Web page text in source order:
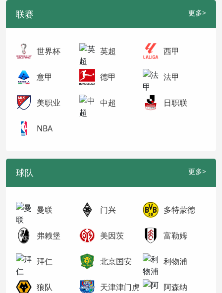
联赛 更多>
世界杯 英超 西甲
意甲 德甲 法甲
美职业 中超 日职联
NBA
球队 更多>
曼联 门兴 多特蒙德
弗赖堡 美因茨 富勒姆
拜仁 北京国安 利物浦
狼队 天津津门虎 阿森纳